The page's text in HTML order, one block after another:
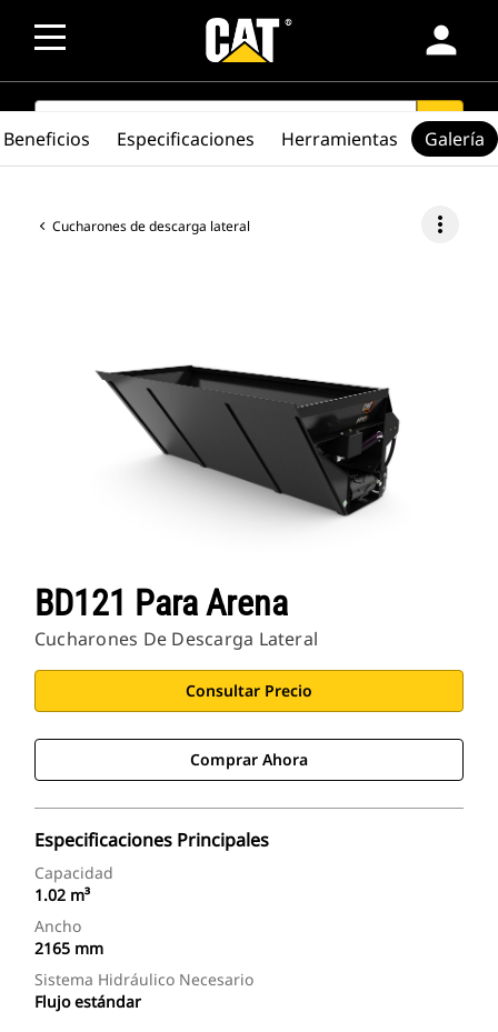
person
SEARCH search
Cucharones de descarga lateral more_vert
BD121 Para Arena
Cucharones De Descarga Lateral
Consultar Precio
Comprar Ahora
Especificaciones Principales
Capacidad
1.02 m³
Ancho
2165 mm
Sistema Hidráulico Necesario
Flujo estándar
Beneficios Especificaciones Herramientas Galería